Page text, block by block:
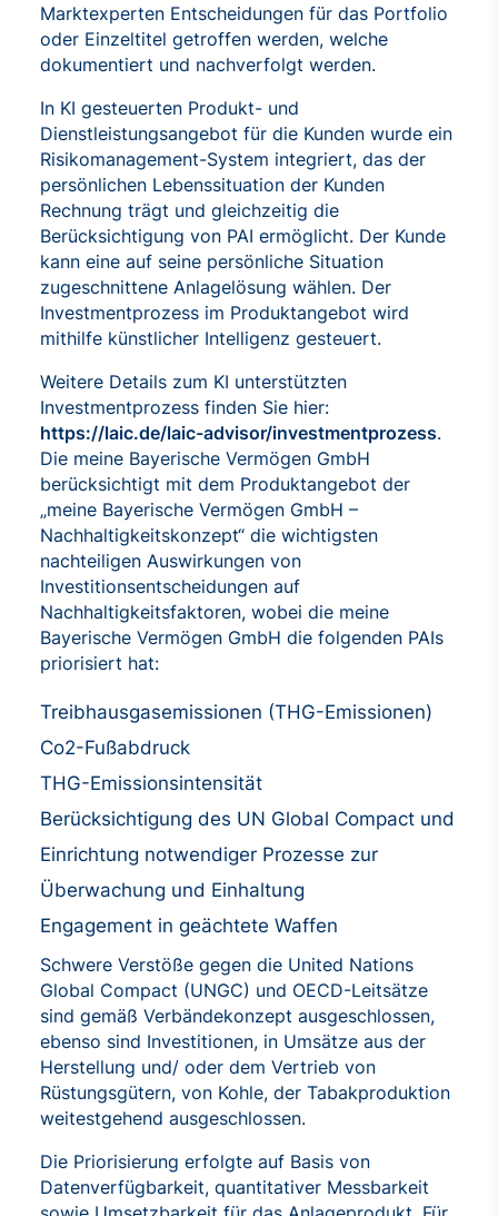
Marktexperten Entscheidungen für das Portfolio
oder Einzeltitel getroffen werden, welche
dokumentiert und nachverfolgt werden.
In KI gesteuerten Produkt- und
Dienstleistungsangebot für die Kunden wurde ein
Risikomanagement-System integriert, das der
persönlichen Lebenssituation der Kunden
Rechnung trägt und gleichzeitig die
Berücksichtigung von PAI ermöglicht. Der Kunde
kann eine auf seine persönliche Situation
zugeschnittene Anlagelösung wählen. Der
Investmentprozess im Produktangebot wird
mithilfe künstlicher Intelligenz gesteuert.
Weitere Details zum KI unterstützten
Investmentprozess finden Sie hier:
https://laic.de/laic-advisor/investmentprozess.
Die meine Bayerische Vermögen GmbH
berücksichtigt mit dem Produktangebot der
„meine Bayerische Vermögen GmbH –
Nachhaltigkeitskonzept“ die wichtigsten
nachteiligen Auswirkungen von
Investitionsentscheidungen auf
Nachhaltigkeitsfaktoren, wobei die meine
Bayerische Vermögen GmbH die folgenden PAIs
priorisiert hat:
Treibhausgasemissionen (THG-Emissionen)
Co2-Fußabdruck
THG-Emissionsintensität
Berücksichtigung des UN Global Compact und
Einrichtung notwendiger Prozesse zur
Überwachung und Einhaltung
Engagement in geächtete Waffen
Schwere Verstöße gegen die United Nations
Global Compact (UNGC) und OECD-Leitsätze
sind gemäß Verbändekonzept ausgeschlossen,
ebenso sind Investitionen, in Umsätze aus der
Herstellung und/ oder dem Vertrieb von
Rüstungsgütern, von Kohle, der Tabakproduktion
weitestgehend ausgeschlossen.
Die Priorisierung erfolgte auf Basis von
Datenverfügbarkeit, quantitativer Messbarkeit